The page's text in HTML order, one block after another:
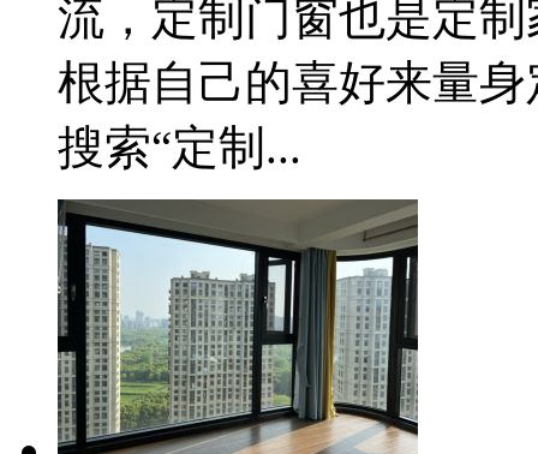
流，定制门窗也是定
根据自己的喜好来量
搜索“定制...